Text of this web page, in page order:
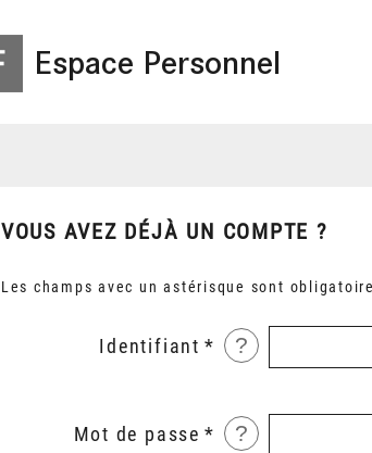
Espace Personnel
VOUS AVEZ DÉJÀ UN COMPTE ?
Les champs avec un astérisque sont
Identifiant ?
Mot de passe ?